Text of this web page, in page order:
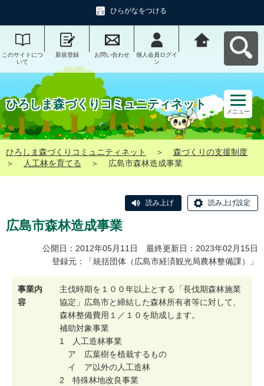
ひらがなをつける
このサイトにつ
いて
新規登録 お問い合わせ
個人会員ログイ
ン
ひろしま森づくりコミュニティネット
メニュー
ひろしま森づくりコミュニティネット ＞
森づくりの支援制度
＞
人工林を育てる ＞ 広島市森林造成事業
読み上げ 読み上げ設定
広島市森林造成事業
公開日：2012年05月11日 最終更新日：2023年02月15日
登録元：「統括団体（広島市経済観光局農林整備課）」
事業内
容
主伐時期を １ ０ ０年以 上 とする 「長伐期森林施業
協定 」 広島市と締結した森林所有者等に対して
森林整備費用 １ ／ １ ０ を助成し ます。
補助対象事業
1
人 工造林事業
ア
広葉樹を植栽する もの
イ
ア以外の人 工造林
2
特殊林地改良事業